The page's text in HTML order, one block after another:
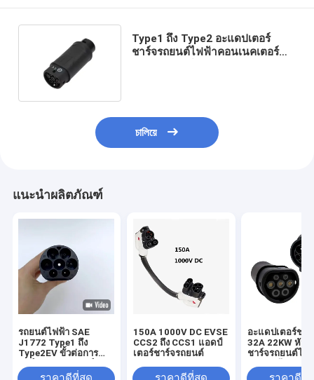
Type1 ถึง Type2 อะแดปเตอร์
ชาร์จรถยนต์ไฟฟ้าคอนเนคเตอร์
চালিয়ে
แนะนำผลิตภัณฑ์
รถยนต์ไฟฟ้า SAE
J1772 Type1 ถึง
Type2EV ขั้วต่อการ
เครื่องชาร์จ AC EV
150A 1000V DC EVSE
CCS2 ถึง CCS1 แอดป์
เตอร์ชาร์จรถยนต์
อะแดปเตอร์ชาร์
32A 22KW หัวต่
ชาร์จรถยนต์ไฟ
ปเตอร์ชาร์จ EV